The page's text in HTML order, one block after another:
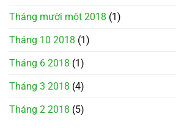
Tháng mười một 2018 (1)
Tháng 10 2018 (1)
Tháng 6 2018 (1)
Tháng 3 2018 (4)
Tháng 2 2018 (5)